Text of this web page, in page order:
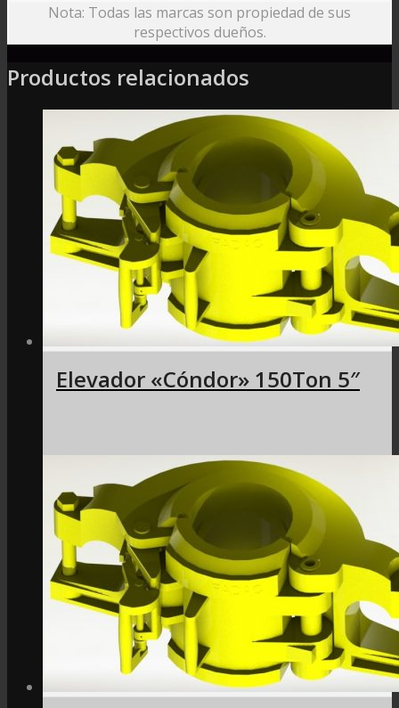
Nota: Todas las marcas son propiedad de sus
respectivos dueños.
Productos relacionados
Elevador «Cóndor» 150Ton 5″